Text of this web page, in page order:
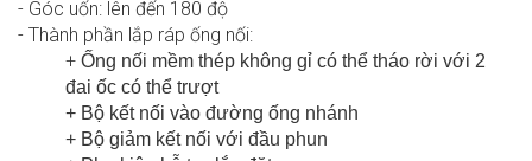
- Góc uốn: lên đến 180 độ
- Thành phần lắp ráp ống nối:
+ Ống nối mềm thép không gỉ có thể tháo rời với 2
đai ốc có thể trượt
+ Bộ kết nối vào đường ống nhánh
+ Bộ giảm kết nối với đầu phun